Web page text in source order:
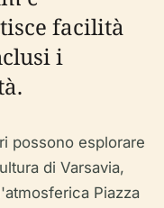
facilità
i
possono esplorare
di Varsavia,
Piazza